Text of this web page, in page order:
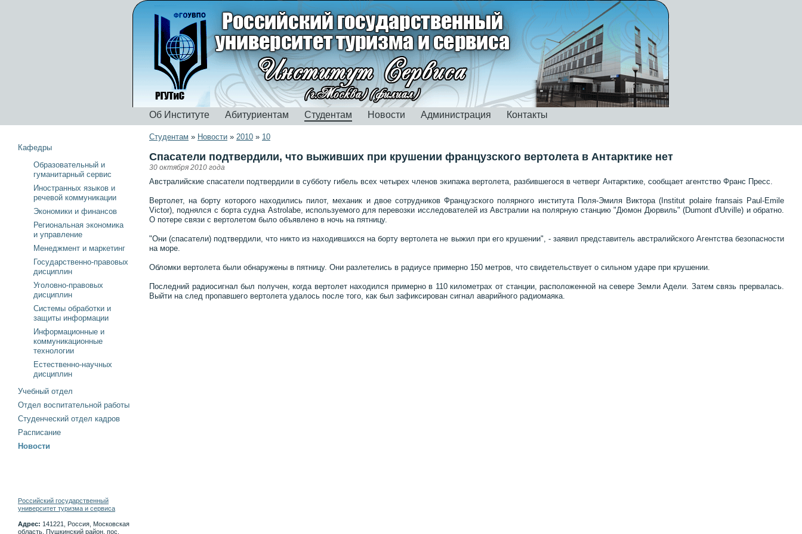
Об Институте Абитуриентам Студентам Новости Администрация Контакты
Студентам » Новости » 2010 » 10
Спасатели подтвердили, что выживших при крушении французского вертолета в Антарктике нет
30 октября 2010 года
Австралийские спасатели подтвердили в субботу гибель всех четырех членов экипажа вертолета, разбившегося в четверг Антарктике, сообщает агентство Франс Пресс.
Вертолет, на борту которого находились пилот, механик и двое сотрудников Французского полярного института Поля-Эмиля Виктора (Institut polaire fransais Paul-Emile
Victor), поднялся с борта судна Astrolabe, используемого для перевозки исследователей из Австралии на полярную станцию "Дюмон Дюрвиль" (Dumont d'Urville) и обратно.
О потере связи с вертолетом было объявлено в ночь на пятницу.
"Они (спасатели) подтвердили, что никто из находившихся на борту вертолета не выжил при его крушении", - заявил представитель австралийского Агентства безопасности
на море.
Обломки вертолета были обнаружены в пятницу. Они разлетелись в радиусе примерно 150 метров, что свидетельствует о сильном ударе при крушении.
Последний радиосигнал был получен, когда вертолет находился примерно в 110 километрах от станции, расположенной на севере Земли Адели. Затем связь прервалась.
Выйти на след пропавшего вертолета удалось после того, как был зафиксирован сигнал аварийного радиомаяка.
Кафедры
Образовательный и
гуманитарный сервис
Иностранных языков и
речевой коммуникации
Экономики и финансов
Региональная экономика
и управление
Менеджмент и маркетинг
Государственно-правовых
дисциплин
Уголовно-правовых
дисциплин
Системы обработки и
защиты информации
Информационные и
коммуникационные
технологии
Естественно-научных
дисциплин
Учебный отдел
Отдел воспитательной работы
Студенческий отдел кадров
Расписание
Новости
Российский государственный
университет туризма и сервиса
Адрес: 141221, Россия, Московская
область, Пушкинский район, пос.